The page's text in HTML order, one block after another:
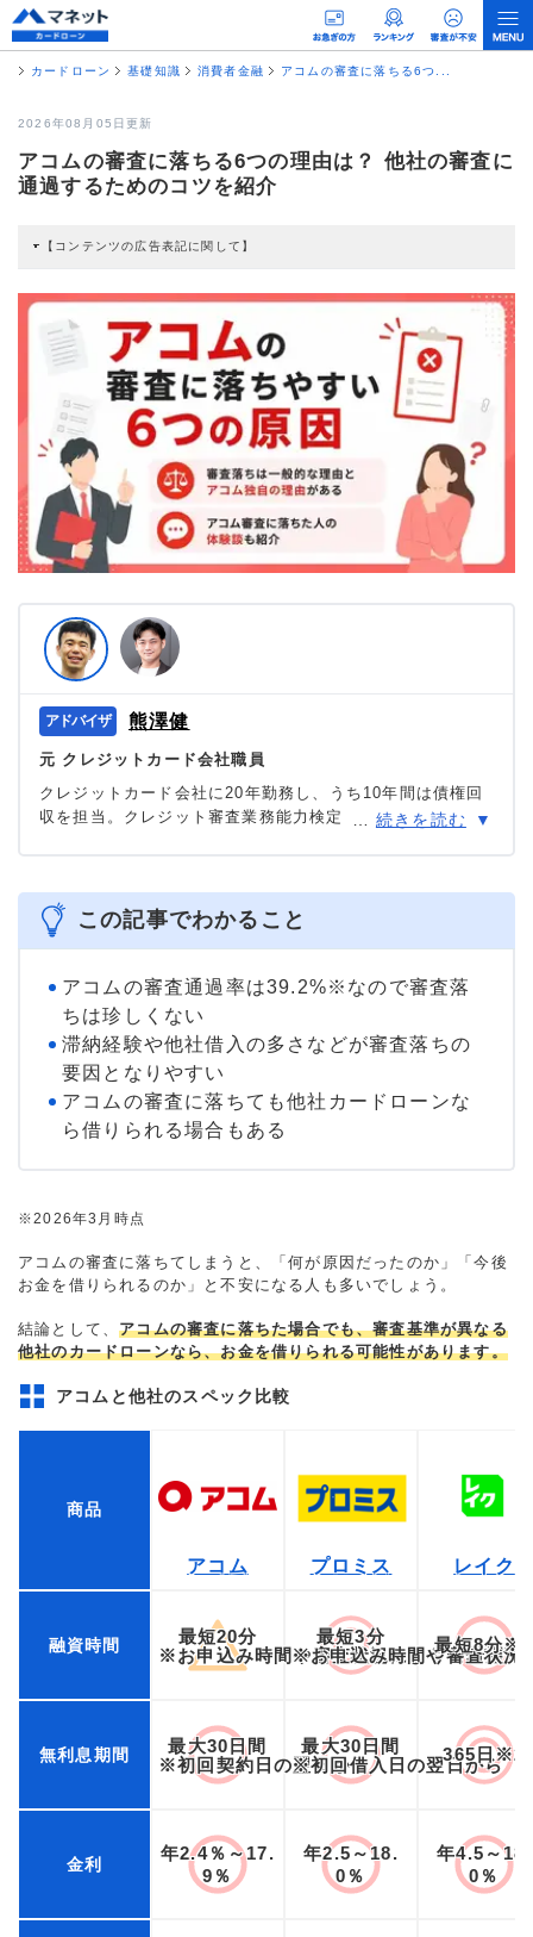
カードローン 基礎知識 消費者金融 アコムの審査に落ちる6つ...
2026年08月05日更新
アコムの審査に落ちる6つの理由は？ 他社の審査に
通過するためのコツを紹介
【コンテンツの広告表記に関して】
すると弊社に対して企業から紹介報酬が支払われるという収益モデルです。 た
だし、特定の商品を根拠なくPRするものではなく、当編集部の調査／ユーザー
への口コミ収集などに基づき、公平性を担保した情報提供を行っています。
>提携企業一覧
熊澤健
元 クレジットカード会社職員
クレジットカード会社に20年勤務し、うち10年間は債権回
収を担当。クレジット審査業務能力検定上級コースである
＞＞公式ページ
続きを読む
この記事でわかること
アコムの審査通過率は39.2%※なので審査落
ちは珍しくない
滞納経験や他社借入の多さなどが審査落ちの
要因となりやすい
アコムの審査に落ちても他社カードローンな
ら借りられる場合もある
※2026年3月時点
アコムの審査に落ちてしまうと、「何が原因だったのか」「今後
お金を借りられるのか」と不安になる人も多いでしょう。
結論として、アコムの審査に落ちた場合でも、審査基準が異なる
他社のカードローンなら、お金を借りられる可能性があります。
アコムと他社のスペック比較
商品
アコム プロミス レイク
融資時間 最短20分
※お申込み時間や審査状況によりご希望に
最短3分
※お申込み時間や審査状況
最短8分※1
無利息期間 最大30日間
※初回契約日の翌日から
最大30日間
※初回借入日の翌日から
365日※2
金利
年2.4％～17.
9％
年2.5～18.
0％
年4.5～18.
0％